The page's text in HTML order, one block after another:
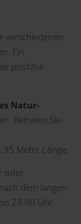
verschiedenen
Ein
posititve
Natur-
Betreten Sie
35 Meter Länge.
oder
dem langen
23.00 Uhr